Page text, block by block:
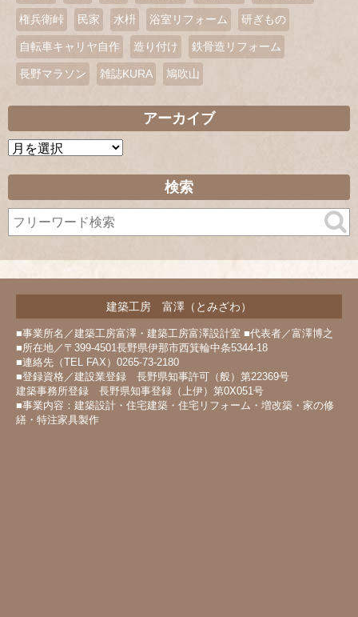
権兵衛峠 民家 水枡 浴室リフォーム 研ぎもの
自転車キャリヤ自作 造り付け 鉄骨造リフォーム
長野マラソン 雑誌KURA 鳩吹山
アーカイブ
ア
イ
ブ
検索
建築工房 富澤（とみざわ）
■事業所名／建築工房富澤・建築工房富澤設計室 ■代表者／富澤博之
■所在地／〒399-4501長野県伊那市西箕輪中条5344-18
■連絡先（TEL FAX）0265-73-2180
■登録資格／建設業登録 長野県知事許可（般）第22369号
建築事務所登録 長野県知事登録（上伊）第0X051号
■事業内容：建築設計・住宅建築・住宅リフォーム・増改築・家の修
繕・特注家具製作